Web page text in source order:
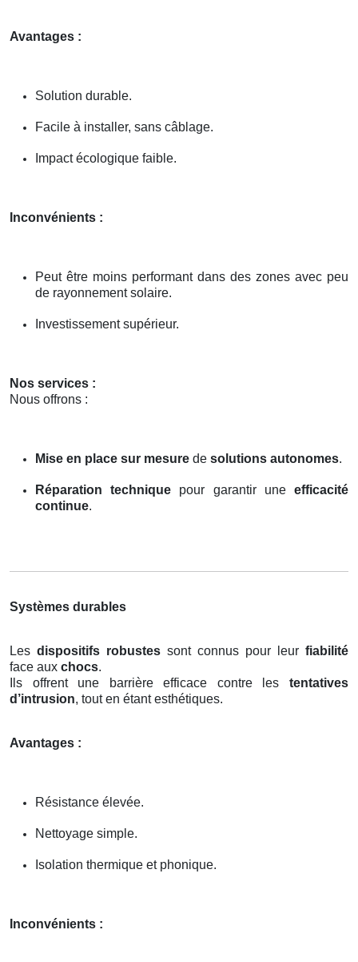
Avantages :
Solution durable.
Facile à installer, sans câblage.
Impact écologique faible.
Inconvénients :
Peut être moins performant dans des zones avec peu
de rayonnement solaire.
Investissement supérieur.
Nos services :
Nous offrons :
Mise en place sur mesure de solutions autonomes.
Réparation technique pour garantir uneefficacité
continue.
Systèmes durables
Les dispositifs robustes sont connus pour leur fiabilité
face aux chocs.
Ils offrent une barrière efficace contre les tentatives
d’intrusion, tout en étant esthétiques.
Avantages :
Résistance élevée.
Nettoyage simple.
Isolation thermique et phonique.
Inconvénients :